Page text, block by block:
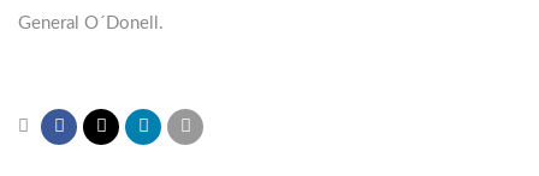
General O´Donell.